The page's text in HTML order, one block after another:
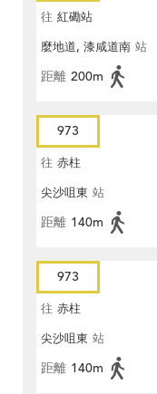
往 紅磡站
麼地道, 漆咸道南 站
距離 200m
973
往 赤柱
尖沙咀東 站
距離 140m
973
往 赤柱
尖沙咀東 站
距離 140m